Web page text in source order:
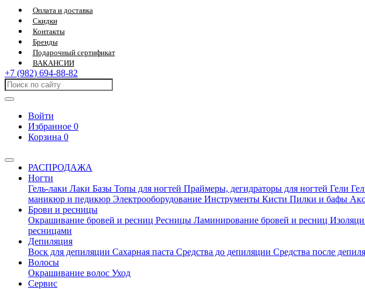
Оплата и доставка
Скидки
Контакты
Бренды
Подарочный сертификат
ВАКАНСИИ
+7 (982) 694-88-82
Войти
Избранное 0
Корзина 0
РАСПРОДАЖА
Ногти
Гель-лаки Лаки Базы Топы для ногтей Праймеры, дегидраторы для ногтей Гели
маникюр и педикюр Электрооборудование Инструменты Кисти Пилки и бафы
Брови и ресницы
Окрашивание бровей и ресниц Ресницы Ламинирование бровей и ресниц
ресницами
Депиляция
Воск для депиляции Сахарная паста Средства до депиляции Средства после
Волосы
Окрашивание волос Уход
Сервис